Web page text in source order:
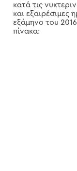
κατά τις
και εξαιρέσιμες
εξάμηνο του
πίνακα: